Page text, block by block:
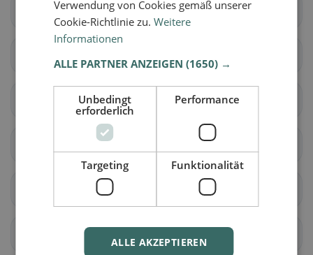
Lavey-Morcles Leysin
Ormont-Dessous Ormont-Dessus
Roche (VD)
Yvorne
Verwendung von Cookies gemäß unserer
Cookie-Richtlinie zu.Weitere
Informationen
ALLE PARTNER ANZEIGEN(1650) →
Unbedingt
erforderlich
Performance
Targeting Funktionalität
ALLE AKZEPTIEREN